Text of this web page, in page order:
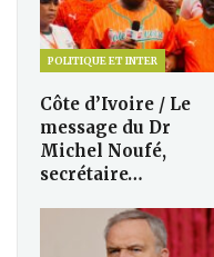
POLITIQUE ET INTER
Côte d’Ivoire / Le
message du Dr
Michel Noufé,
secrétaire…